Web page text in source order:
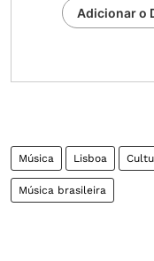
Adicionar o
Música Lisboa
Música brasileira